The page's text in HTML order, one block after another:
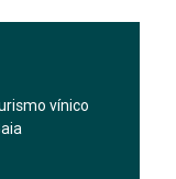
vínico